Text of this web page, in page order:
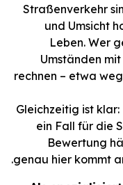
Straßenverkehr
und Umsicht
Leben. Wer
Umständen
rechnen – etwa
Gleichzeitig ist
ein Fall für die
Bewertung
genau hier kommt